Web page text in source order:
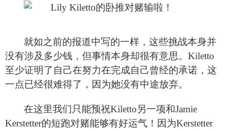
就如之前的报道中写的一样，这些挑战本身并
没有涉及多少钱，但事情本身却很有意思。Kiletto
至少证明了自己在努力在完成自己曾经的承诺，这
一点已经很难得了，因为她没有中途放弃。
在这里我们只能预祝Kiletto另一项和Jamie
Kerstetter的短跑对赌能够有好运气！因为Kerstetter